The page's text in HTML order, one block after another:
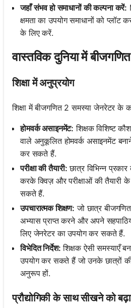
जहाँ संभव हो समाधानों की कल्पना करें:
क्षमता का उपयोग समाधानों को
के लिए करें.
वास्तविक दुनिया में
शिक्षा में अनुप्रयोग
शिक्षा में बीजगणित 2 समस्या जेनरेटर के
होमवर्क असाइनमेंट: शिक्षक विशिष्ट
वाले अनुकूलित होमवर्क असाइनमेंट
कर सकते हैं.
परीक्षा की तैयारी: छात्र विभिन्न
करके क्विज़ और परीक्षाओं की तैयारी
सकते हैं.
उपचारात्मक शिक्षण: जो छात्र
अभ्यास प्राप्त करने और अपने
लिए जेनरेटर का उपयोग कर सकते हैं.
विभेदित निर्देश: शिक्षक ऐसी समस्याएँ
उपयोग कर सकते हैं जो उनके छात्रों
अनुरूप हों.
प्रौद्योगिकी के साथ सीखने को